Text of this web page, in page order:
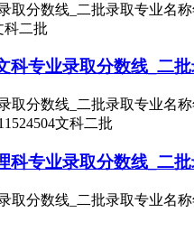
分数线_二批录取专业名
科二批
科专业录取分数线_二
分数线_二批录取专业名
文科二批
科专业录取分数线_二批
取分数线_二批录取专业名